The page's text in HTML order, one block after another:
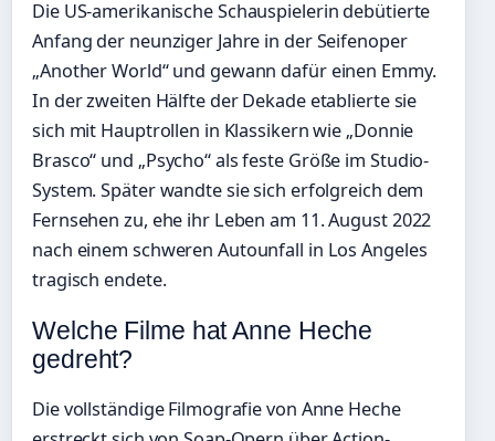
Die US-amerikanische Schauspielerin debütierte
Anfang der neunziger Jahre in der Seifenoper
„Another World“ und gewann dafür einen Emmy.
In der zweiten Hälfte der Dekade etablierte sie
sich mit Hauptrollen in Klassikern wie „Donnie
Brasco“ und „Psycho“ als feste Größe im Studio-
System. Später wandte sie sich erfolgreich dem
Fernsehen zu, ehe ihr Leben am 11. August 2022
nach einem schweren Autounfall in Los Angeles
tragisch endete.
Welche Filme hat Anne Heche
gedreht?
Die vollständige Filmografie von Anne Heche